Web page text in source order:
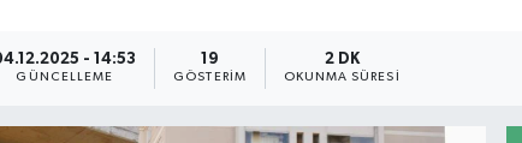
- 14:53
GÜNCELLEME
19
GÖSTERIM
2 DK
OKUNMA SÜRESI